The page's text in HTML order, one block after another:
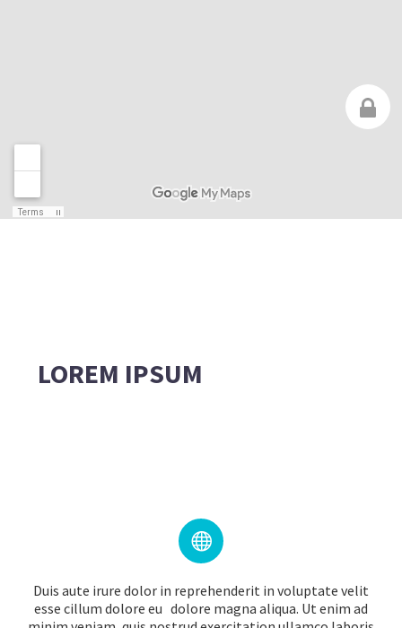
LOREM IPSUM


Duis aute irure dolor in reprehenderit in voluptate velit
esse cillum dolore eu dolore magna aliqua. Ut enim ad